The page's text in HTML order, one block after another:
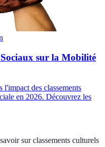
sur la Mobilité
l'impact des classements
en 2026. Découvrez les
sur classements culturels